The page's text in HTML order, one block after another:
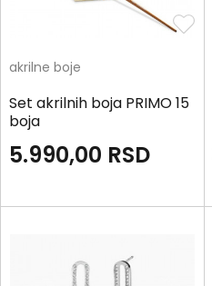
akrilne boje
Set akrilnih boja PRIMO 15
boja
5.990,00 RSD